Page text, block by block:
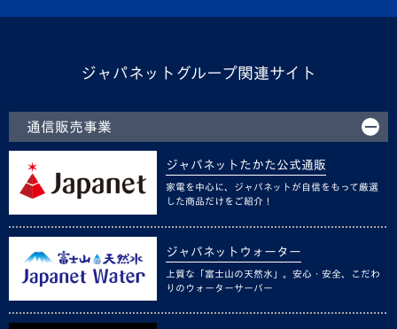
ジャパネットグループ関連サイト
通信販売事業
ジャパネットたかた公式通販
家電を中心に、ジャパネットが自信をもって厳選
した商品だけをご紹介！
ジャパネットウォーター
上質な「富士山の天然水」。安心・安全、こだわ
りのウォーターサーバー